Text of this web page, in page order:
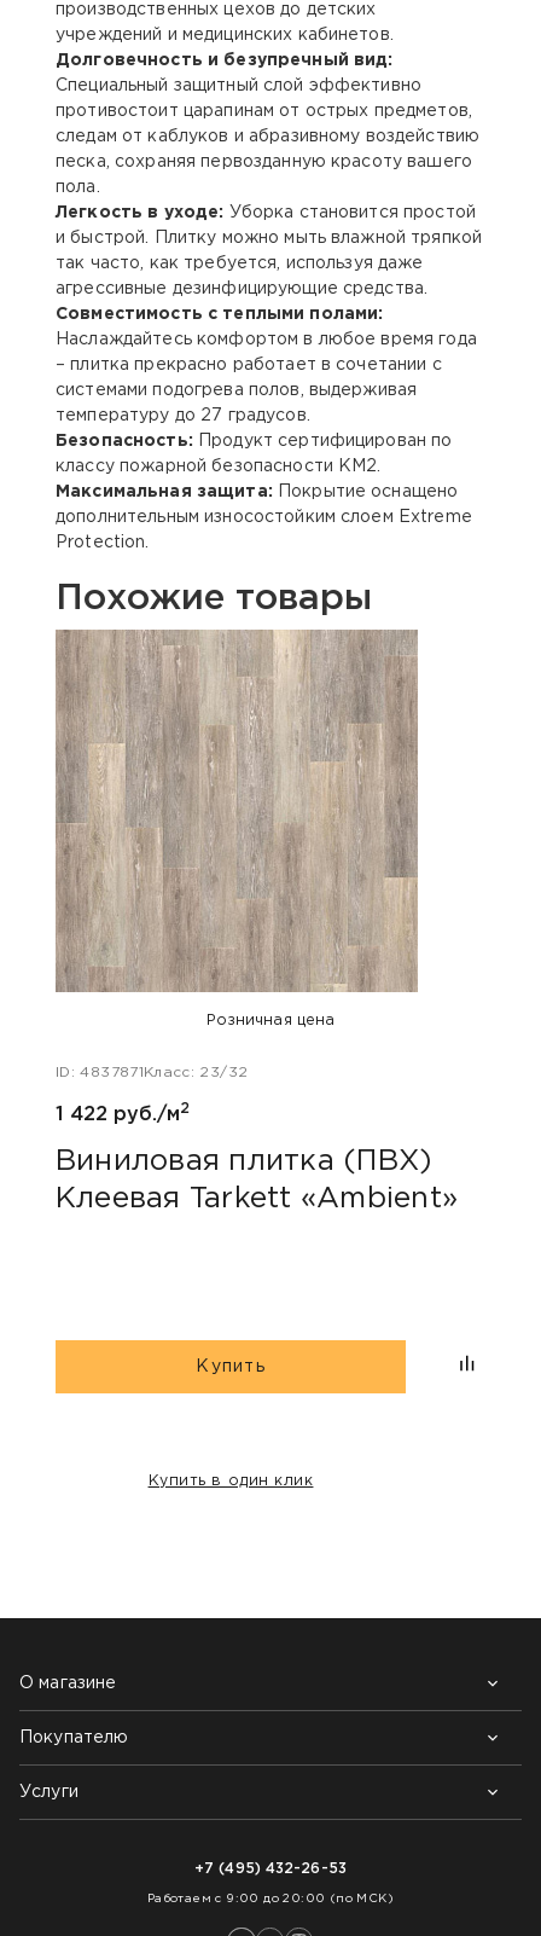
производственных цехов до детских
учреждений и медицинских кабинетов.
Долговечность и безупречный вид:
Специальный защитный слой эффективно
противостоит царапинам от острых предметов,
следам от каблуков и абразивному воздействию
песка, сохраняя первозданную красоту вашего
пола.
Легкость в уходе: Уборка становится простой
и быстрой. Плитку можно мыть влажной тряпкой
так часто, как требуется, используя даже
агрессивные дезинфицирующие средства.
Совместимость с теплыми полами:
Наслаждайтесь комфортом в любое время года
– плитка прекрасно работает в сочетании с
системами подогрева полов, выдерживая
температуру до 27 градусов.
Безопасность: Продукт сертифицирован по
классу пожарной безопасности КМ2.
Максимальная защита: Покрытие оснащено
дополнительным износостойким слоем Extreme
Protection.
Похожие товары
Розничная цена
ID: 4837871 Класс: 23/32
1 422 руб./м2
Виниловая плитка (ПВХ)
Клеевая Tarkett «Ambient»
Купить
Купить в один клик
О магазине
Почему выбирают нас
Контакты
Блог
Покупателю
Возврат товара
Как заказать
Услуги
+7 (495) 432-26-53
Работаем с 9:00 до 20:00 (по МСК)